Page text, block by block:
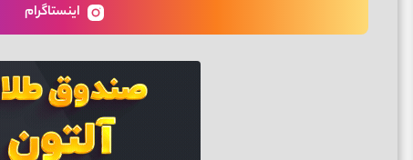
اینستاگرام